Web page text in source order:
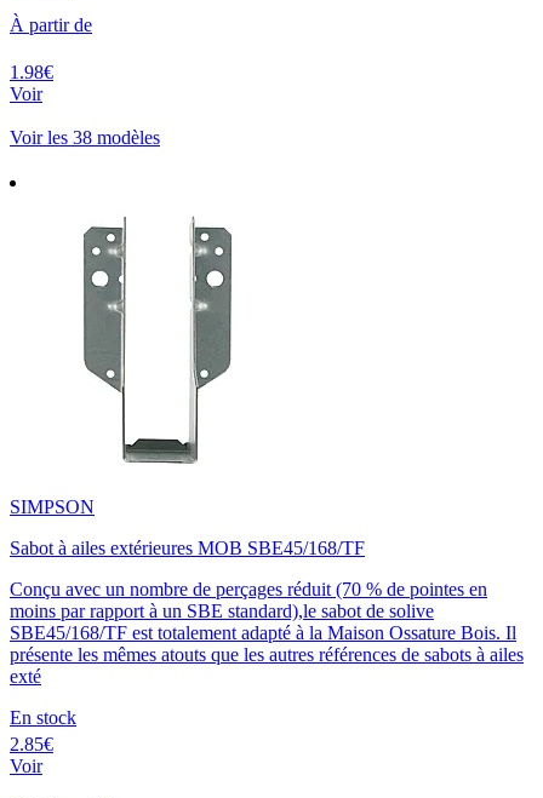
À partir de
1.98€
Voir
Voir les 38 modèles
SIMPSON
Sabot à ailes extérieures MOB SBE45/168/TF
Conçu avec un nombre de perçages réduit (70 % de pointes en
moins par rapport à un SBE standard),le sabot de solive
SBE45/168/TF est totalement adapté à la Maison Ossature Bois. Il
présente les mêmes atouts que les autres références de sabots à ailes
exté
En stock
2.85€
Voir